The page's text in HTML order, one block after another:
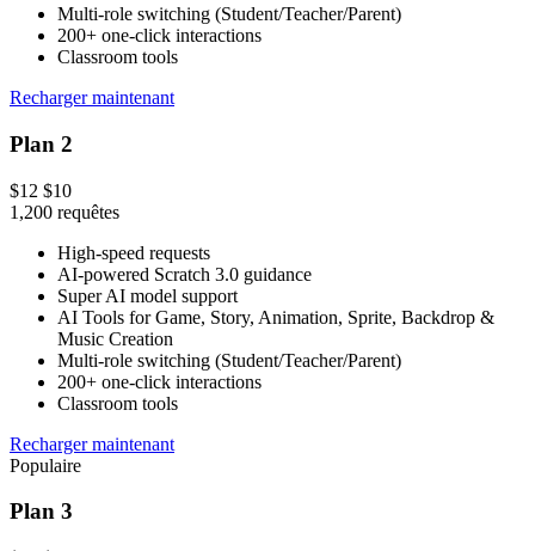
Multi-role switching (Student/Teacher/Parent)
200+ one-click interactions
Classroom tools
Recharger maintenant
Plan 2
$12 $10
1,200 requêtes
High-speed requests
AI-powered Scratch 3.0 guidance
Super AI model support
AI Tools for Game, Story, Animation, Sprite, Backdrop &
Music Creation
Multi-role switching (Student/Teacher/Parent)
200+ one-click interactions
Classroom tools
Recharger maintenant
Populaire
Plan 3